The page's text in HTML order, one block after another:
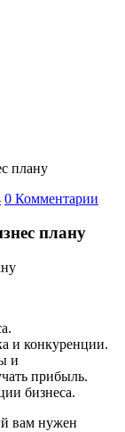
плану
0 Комментарии
плану
и конкуренции.
и
прибыль.
бизнеса.
вам нужен